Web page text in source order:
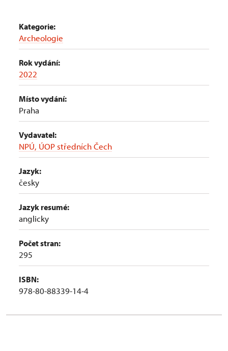
Kategorie:
Archeologie
Rok vydání:
2022
Místo vydání:
Praha
Vydavatel:
NPÚ, ÚOP středních Čech
Jazyk:
česky
Jazyk resumé:
anglicky
Počet stran:
295
ISBN:
978-80-88339-14-4